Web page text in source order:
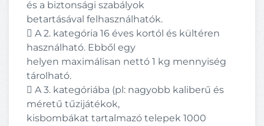
és a biztonsági szabályok
betartásával felhasználhatók.
 A 2. kategória 16 éves kortól és kültéren
használható. Ebből egy
helyen maximálisan nettó 1 kg mennyiség
tárolható.
 A 3. kategóriába (pl: nagyobb kaliberű és
méretű tűzijátékok,
kisbombákat tartalmazó telepek 1000